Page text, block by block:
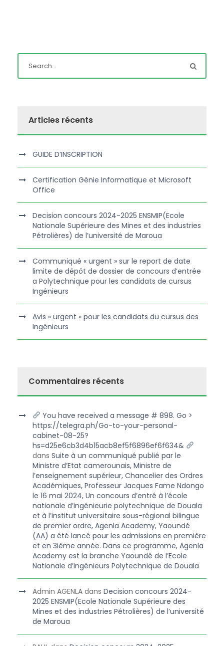
Articles récents
GUIDE D’INSCRIPTION
Certification Génie Informatique et Microsoft
Office
Decision concours 2024-2025 ENSMIP(Ecole
Nationale Supérieure des Mines et des industries
Pétrolières) de l’université de Maroua
Communiqué « urgent » sur le report de date
limite de dépôt de dossier de concours d’entrée
a Polytechnique pour les candidats de cursus
Ingénieurs
Avis « urgent » pour les candidats du cursus des
Ingénieurs
Commentaires récents
You have received a message # 898. Go >
https://telegra.ph/Go-to-your-personal-
cabinet-08-25?
hs=d25e6cb3d4b15acb8ef5f6896ef6f634&
dans Suite à un communiqué publié par le
Ministre d’Etat camerounais, Ministre de
l’enseignement supérieur, Chancelier des Ordres
Académiques, Professeur Jacques Fame Ndongo
le 16 mai 2024, Un concours d’entré à l’école
nationale d’ingénieurie polytechnique de Douala
et à l’institut universitaire sous-régional bilingue
de premier ordre, Agenla Academy, Yaoundé
(AA) a été lancé pour les admissions en première
et en 3ième année. Dans ce programme, Agenla
Academy est la branche Yaoundé de l’Ecole
Nationale d’ingénieurs Polytechnique de Douala
Admin AGENLA dans Decision concours 2024-
2025 ENSMIP(Ecole Nationale Supérieure des
Mines et des industries Pétrolières) de l’université
de Maroua